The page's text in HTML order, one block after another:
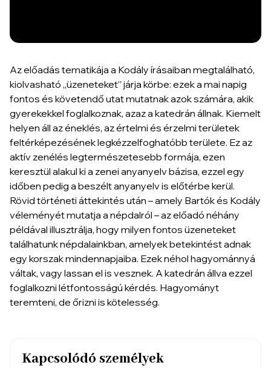
Az előadás tematikája a Kodály írásaiban megtalálható,
kiolvasható „üzeneteket” járja körbe: ezek a mai napig
fontos és követendő utat mutatnak azok számára, akik
gyerekekkel foglalkoznak, azaz a katedrán állnak. Kiemelt
helyen áll az éneklés, az értelmi és érzelmi területek
feltérképezésének legkézzelfoghatóbb területe. Ez az
aktív zenélés legtermészetesebb formája, ezen
keresztül alakul ki a zenei anyanyelv bázisa, ezzel egy
időben pedig a beszélt anyanyelv is előtérbe kerül.
Rövid történeti áttekintés után – amely Bartók és Kodály
véleményét mutatja a népdalról – az előadó néhány
példával illusztrálja, hogy milyen fontos üzeneteket
találhatunk népdalainkban, amelyek betekintést adnak
egy korszak mindennapjaiba. Ezek néhol hagyománnyá
váltak, vagy lassan el is vesznek. A katedrán állva ezzel
foglalkozni létfontosságú kérdés. Hagyományt
teremteni, de őrizni is kötelesség.
Kapcsolódó személyek